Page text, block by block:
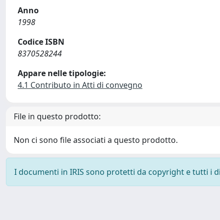
Anno
1998
Codice ISBN
8370528244
Appare nelle tipologie:
4.1 Contributo in Atti di convegno
File in questo prodotto:
Non ci sono file associati a questo prodotto.
I documenti in IRIS sono protetti da copyright e tutti i